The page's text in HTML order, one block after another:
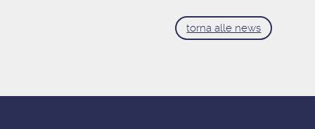
torna alle news